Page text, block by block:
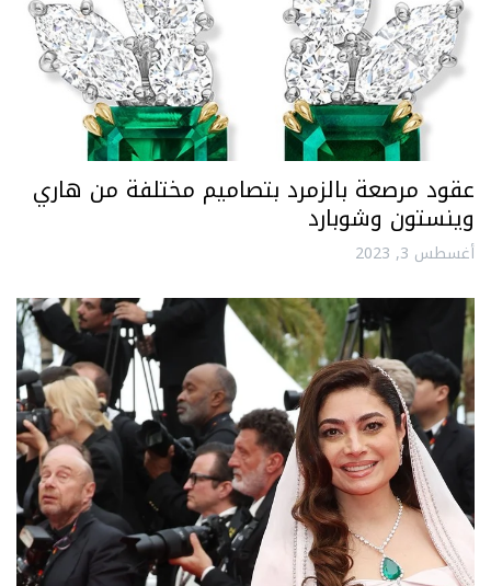
عقود مرصعة بالزمرد بتصاميم مختلفة من هاري
وينستون وشوبارد
أغسطس 3, 2023